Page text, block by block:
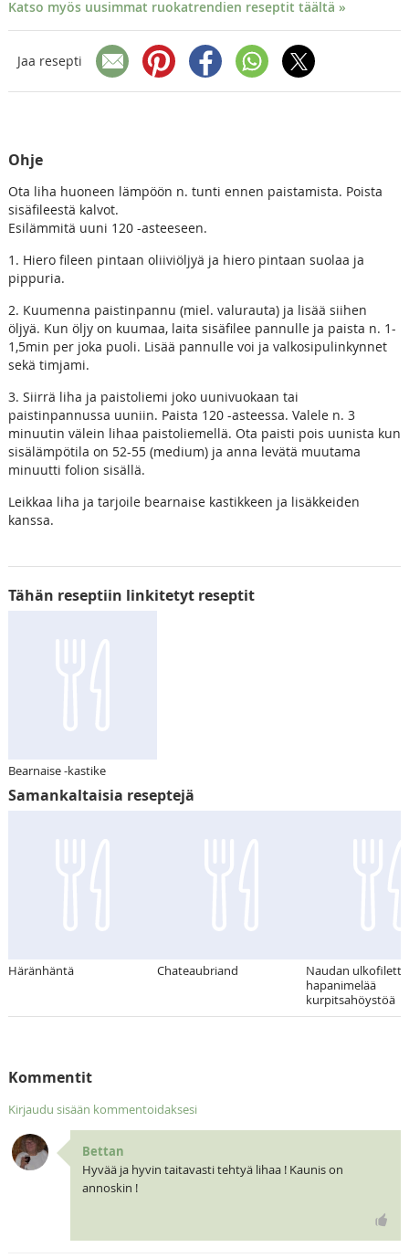
Katso myös uusimmat ruokatrendien reseptit täältä »
Jaa resepti
Ohje
Ota liha huoneen lämpöön n. tunti ennen paistamista. Poista
sisäfileestä kalvot.
Esilämmitä uuni 120 -asteeseen.
1. Hiero fileen pintaan oliiviöljyä ja hiero pintaan suolaa ja
pippuria.
2. Kuumenna paistinpannu (miel. valurauta) ja lisää siihen
öljyä. Kun öljy on kuumaa, laita sisäfilee pannulle ja paista n. 1-
1,5min per joka puoli. Lisää pannulle voi ja valkosipulinkynnet
sekä timjami.
3. Siirrä liha ja paistoliemi joko uunivuokaan tai
paistinpannussa uuniin. Paista 120 -asteessa. Valele n. 3
minuutin välein lihaa paistoliemellä. Ota paisti pois uunista kun
sisälämpötila on 52-55 (medium) ja anna levätä muutama
minuutti folion sisällä.
Leikkaa liha ja tarjoile bearnaise kastikkeen ja lisäkkeiden
kanssa.
Tähän reseptiin linkitetyt reseptit
Bearnaise -kastike
Samankaltaisia reseptejä
Häränhäntä Chateaubriand
Naudan
hapanimelää
kurpitsahöystöä
Kommentit
Kirjaudu sisään kommentoidaksesi
Bettan
Hyvää ja hyvin taitavasti tehtyä lihaa ! Kaunis on
annoskin !